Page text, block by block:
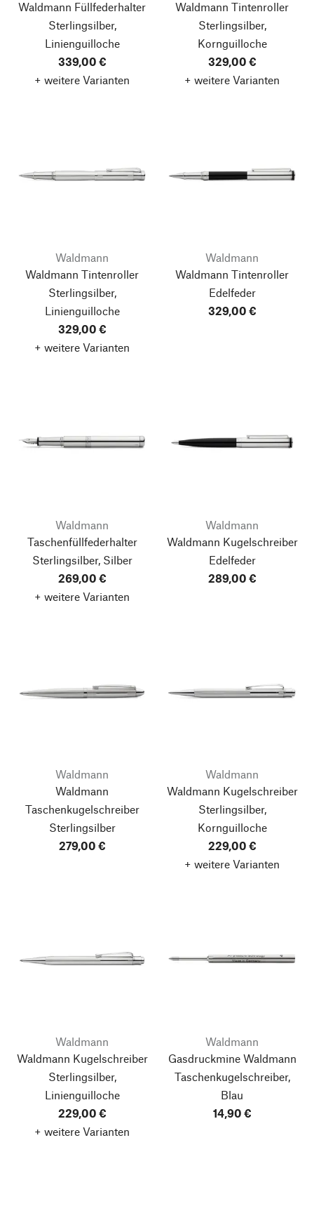
Waldmann Füllfederhalter
Sterlingsilber,
Linienguilloche
339,00 €
+ weitere Varianten
Waldmann Tintenroller
Sterlingsilber,
Kornguilloche
329,00 €
+ weitere Varianten
Waldmann
Waldmann Tintenroller
Sterlingsilber,
Linienguilloche
329,00 €
+ weitere Varianten
Waldmann
Waldmann Tintenroller
Edelfeder
329,00 €
Waldmann
Taschenfüllfederhalter
Sterlingsilber, Silber
269,00 €
+ weitere Varianten
Waldmann
Waldmann Kugelschreiber
Edelfeder
289,00 €
Waldmann
Waldmann
Taschenkugelschreiber
Sterlingsilber
279,00 €
Waldmann
Waldmann Kugelschreiber
Sterlingsilber,
Kornguilloche
229,00 €
+ weitere Varianten
Waldmann
Waldmann Kugelschreiber
Sterlingsilber,
Linienguilloche
229,00 €
+ weitere Varianten
Waldmann
Gasdruckmine Waldmann
Taschenkugelschreiber,
Blau
14,90 €